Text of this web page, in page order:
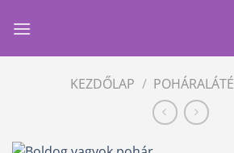
KEZDŐLAP /